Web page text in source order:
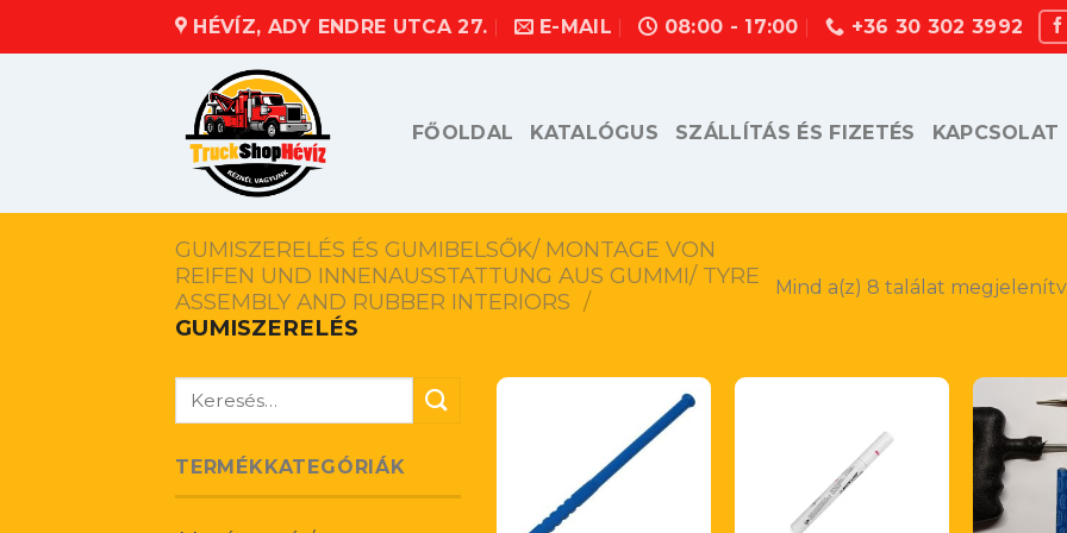
HÉVÍZ, ADY ENDRE UTCA 27. E-MAIL 08:00 - 17:00 +36 30 302 3992
FŐOLDAL KATALÓGUS SZÁLLÍTÁS ÉS FIZETÉS KAPCSOLAT
GUMISZERELÉS ÉS GUMIBELSŐK/ MONTAGE VON
REIFEN UND INNENAUSSTATTUNG AUS GUMMI/ TYRE
ASSEMBLY AND RUBBER INTERIORS /
GUMISZERELÉS
Mind a(z) 8 találat
Keresés
TERMÉKKATEGÓRIÁK